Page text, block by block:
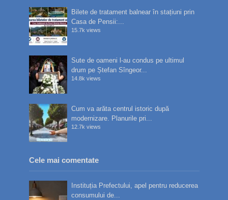
Bilete de tratament balnear în stațiuni prin
Casa de Pensii:...
15.7k views
Sute de oameni l-au condus pe ultimul
drum pe Ștefan Sîngeor...
14.8k views
Cum va arăta centrul istoric după
modernizare. Planurile pri...
12.7k views
Cele mai comentate
Instituția Prefectului, apel pentru reducerea
consumului de...